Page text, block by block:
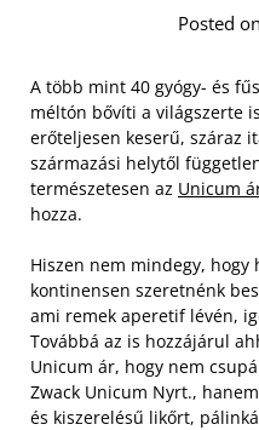
Posted
A több mint 40 gyógy- és
méltón bővíti a világszerte
erőteljesen keserű, száraz
származási helytől
természetesen az Unicum
hozza.
Hiszen nem mindegy, hogy
kontinensen szeretnénk
ami remek aperetif lévén,
Továbbá az is hozzájárul
Unicum ár, hogy nem
Zwack Unicum Nyrt.,
és kiszerelésű likőrt,